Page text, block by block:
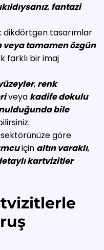
, fantazi
dikdörtgen tasarımlar
tamamen özgün
farklı bir imaj
, renk
veya kadife dokulu
bile
göre
için altın varaklı,
kartvizitler